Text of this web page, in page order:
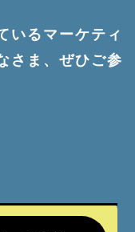
いるマーケティ
さま、ぜひご参